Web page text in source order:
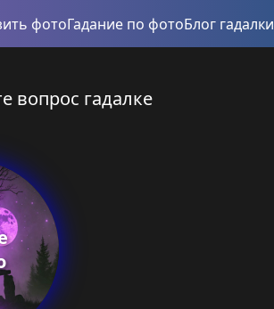
фотоГадание по фотоБлог гадалки
вопрос гадалке